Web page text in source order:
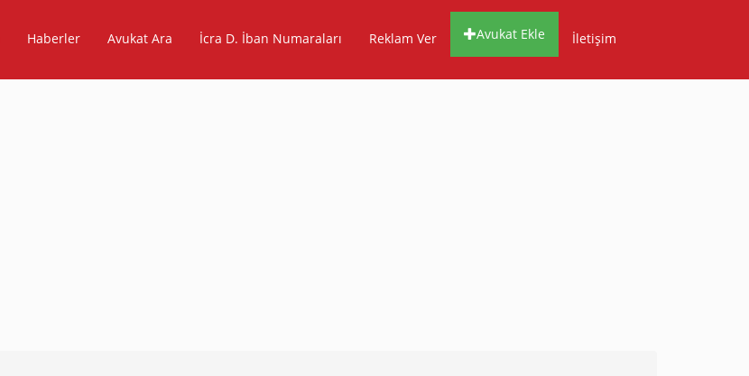
Haberler Avukat Ara İcra D. İban Numaraları Reklam Ver Avukat Ekle İletişim